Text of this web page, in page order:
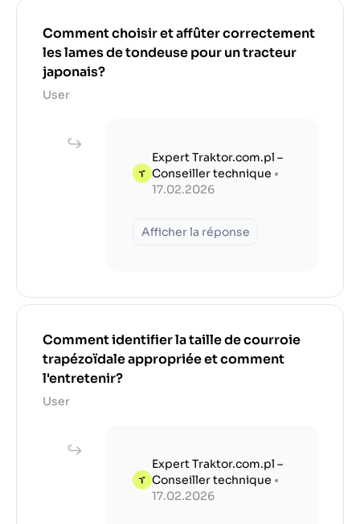
Comment choisir et affûter correctement
les lames de tondeuse pour un tracteur
japonais?
User
Expert Traktor.com.pl –
Conseiller technique •
17.02.2026
Afficher la réponse
Comment identifier la taille de courroie
trapézoïdale appropriée et comment
l'entretenir?
User
Expert Traktor.com.pl –
Conseiller technique •
17.02.2026